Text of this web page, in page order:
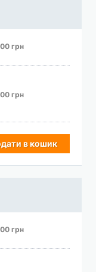
грн
грн
в кошик
грн